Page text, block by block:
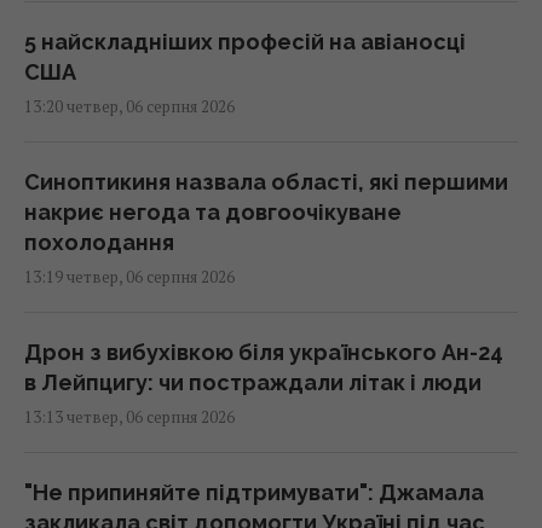
5 найскладніших професій на авіаносці
США
13:20 четвер, 06 серпня 2026
Синоптикиня назвала області, які першими
накриє негода та довгоочікуване
похолодання
13:19 четвер, 06 серпня 2026
Дрон з вибухівкою біля українського Ан-24
в Лейпцигу: чи постраждали літак і люди
13:13 четвер, 06 серпня 2026
"Не припиняйте підтримувати": Джамала
закликала світ допомогти Україні під час